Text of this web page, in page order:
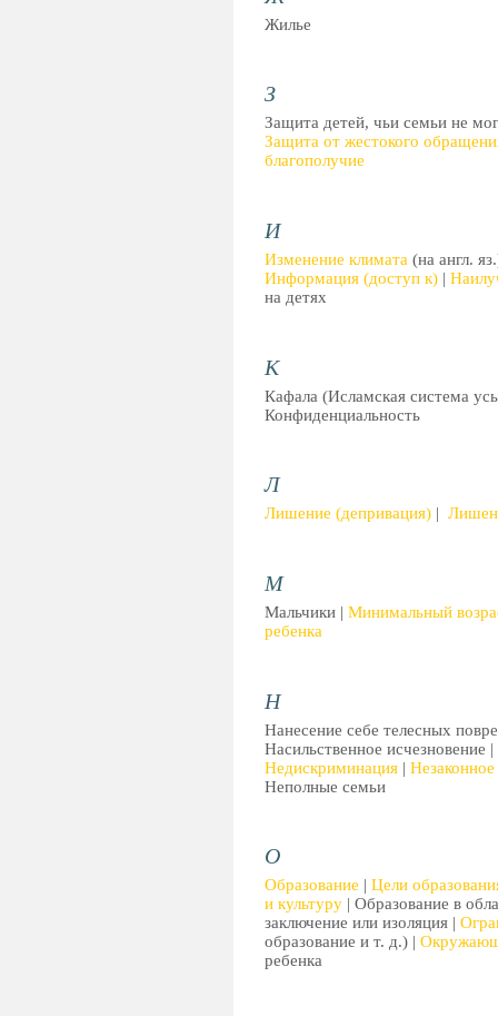
Жилье
З
Защита детей, чьи семьи не
Защита от жестокого
благополучие
И
Изменение климата (на англ.
Информация (доступ к) |
на детях
К
Кафала (Исламская система
Конфиденциальность
Л
Лишение (депривация) |
М
Мальчики | Минимальный
ребенка
Н
Нанесение себе телесных
Насильственное исчезновение |
Недискриминация |
Неполные семьи
О
Образование | Цели
и культуру | Образование в
заключение или изоляция |
образование и т. д.) |
ребенка